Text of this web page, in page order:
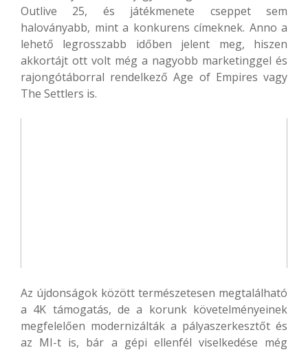
Outlive 25, és játékmenete cseppet sem
haloványabb, mint a konkurens címeknek. Anno a
lehető legrosszabb időben jelent meg, hiszen
akkortájt ott volt még a nagyobb marketinggel és
rajongótáborral rendelkező Age of Empires vagy
The Settlers is.
Az újdonságok között természetesen megtalálható
a 4K támogatás, de a korunk követelményeinek
megfelelően modernizálták a pályaszerkesztőt és
az MI-t is, bár a gépi ellenfél viselkedése még